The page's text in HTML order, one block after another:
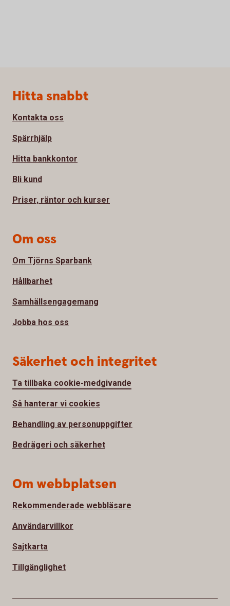
Sidfot
Hitta snabbt
Kontakta oss
Spärrhjälp
Hitta bankkontor
Bli kund
Priser, räntor och kurser
Om oss
Om Tjörns Sparbank
Hållbarhet
Samhällsengagemang
Jobba hos oss
Säkerhet och integritet
Ta tillbaka cookie-medgivande
Så hanterar vi cookies
Behandling av personuppgifter
Bedrägeri och säkerhet
Om webbplatsen
Rekommenderade webbläsare
Användarvillkor
Sajtkarta
Tillgänglighet